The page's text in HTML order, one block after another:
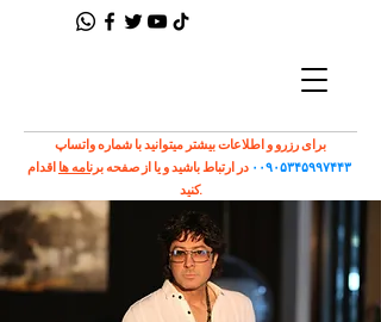
برای رزرو و اطلاعات بیشتر میتوانید با شماره واتساپ
۰۰۹۰۵۳۴۵۹۹۷۴۴۳ در ارتباط باشید و یا از صفحهبرنامه ها اقدام
کنید.